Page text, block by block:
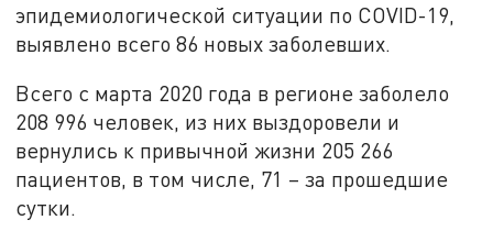
эпидемиологической ситуации по COVID-19,
выявлено всего 86 новых заболевших.
Всего с марта 2020 года в регионе заболело
208 996 человек, из них выздоровели и
вернулись к привычной жизни 205 266
пациентов, в том числе, 71 – за прошедшие
сутки.